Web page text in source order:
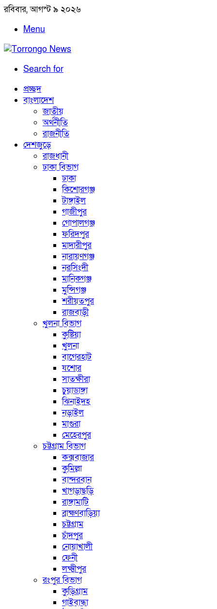
রবিবার, আগস্ট ৯ ২০২৬
Menu
Search for
প্রচ্ছদ
বাংলাদেশ
জাতীয়
অর্থনীতি
রাজনীতি
দেশজুড়ে
রাজধানী
ঢাকা বিভাগ
ঢাকা
কিশোরগঞ্জ
টাঙ্গাইল
গাজীপুর
গোপালগঞ্জ
ফরিদপুর
মাদারীপুর
নারায়ণগঞ্জ
নরসিংদী
মানিকগঞ্জ
মুন্সিগঞ্জ
শরীয়তপুর
রাজবাড়ী
খুলনা বিভাগ
কুষ্টিয়া
খুলনা
বাগেরহাট
যশোর
সাতক্ষীরা
চুয়াডাঙ্গা
ঝিনাইদহ
নড়াইল
মাগুরা
মেহেরপুর
চট্টগ্রাম বিভাগ
কক্সবাজার
কুমিল্লা
বান্দরবান
খাগড়াছড়ি
রাঙ্গামাটি
ব্রাহ্মণবাড়িয়া
চট্টগ্রাম
চাঁদপুর
নোয়াখালী
ফেনী
লক্ষ্মীপুর
রংপুর বিভাগ
কুড়িগ্রাম
গাইবান্ধা